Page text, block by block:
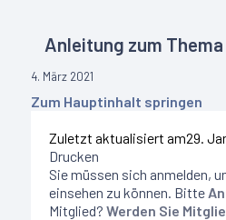
Anleitung zum
4. März 2021
Zum Hauptinhalt springen
Zuletzt aktualisiert am29.
Drucken
Sie müssen sich anmelden,
einsehen zu können. Bitte
Mitglied? Werden Sie